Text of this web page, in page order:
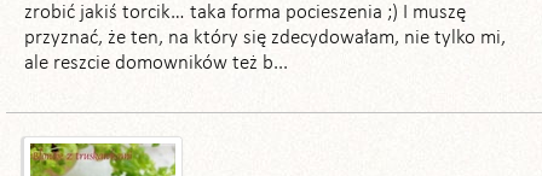
zrobić jakiś torcik… taka forma pocieszenia ;) I muszę
przyznać, że ten, na który się zdecydowałam, nie tylko mi,
ale reszcie domowników też b...